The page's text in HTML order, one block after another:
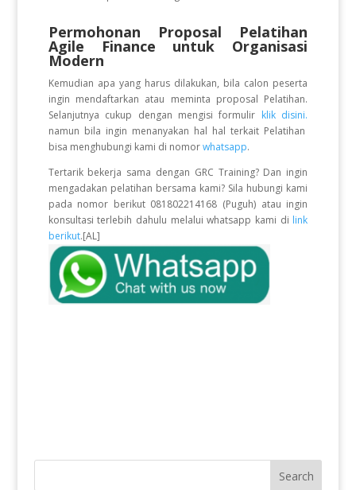
Permohonan Proposal Pelatihan
Agile Finance untuk Organisasi
Modern
Kemudian apa yang harus dilakukan, bila calon peserta
ingin mendaftarkan atau meminta proposal Pelatihan.
Selanjutnya cukup dengan mengisi formulir klik disini.
namun bila ingin menanyakan hal hal terkait Pelatihan
bisa menghubungi kami di nomorwhatsapp.
Tertarik bekerja sama dengan GRC Training? Dan ingin
mengadakan pelatihan bersama kami? Sila hubungi kami
pada nomor berikut 081802214168 (Puguh) atau ingin
konsultasi terlebih dahulu melalui whatsapp kami di link
berikut.[AL]